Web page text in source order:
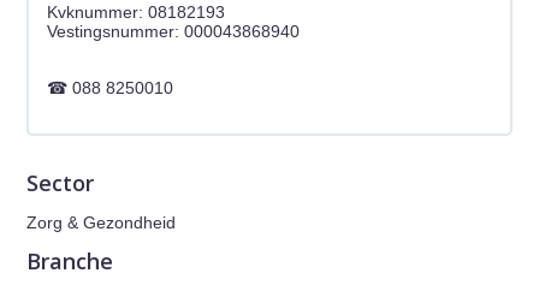
Kvknummer: 08182193
088 8250010
Sector
Zorg & Gezondheid
Branche